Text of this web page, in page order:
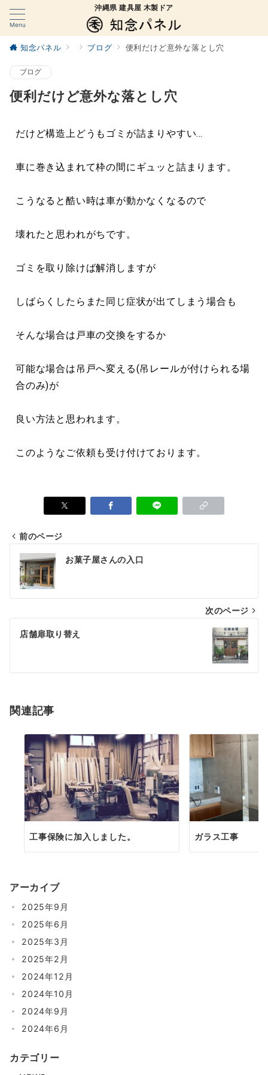
Menu
沖縄県 建具屋 木製ドア
知念パネル ブログ 便利だけど意外な落とし穴
ブログ
便利だけど意外な落とし穴
だけど構造上どうもゴミが詰まりやすい…
車に巻き込まれて枠の間にギュッと詰まります。
こうなると酷い時は車が動かなくなるので
壊れたと思われがちです。
ゴミを取り除けば解消しますが
しばらくしたらまた同じ症状が出てしまう場合も
そんな場合は戸車の交換をするか
可能な場合は吊戸へ変える(吊レールが付けられる場
合のみ)が
良い方法と思われます。
このようなご依頼も受け付けております。
前のページ
お菓子屋さんの入口
次のページ
店舗扉取り替え
関連記事
工事保険に加入しました。 ガラス工事
アーカイブ
2025年9月
2025年6月
2025年3月
2025年2月
2024年12月
2024年10月
2024年9月
2024年6月
カテゴリー